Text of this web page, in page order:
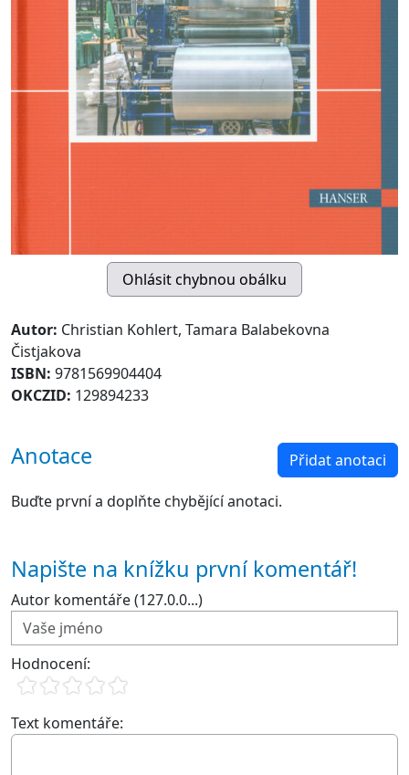
Autor: Christian Kohlert, Tamara Balabekovna
Čistjakova
ISBN: 9781569904404
OKCZID: 129894233
Anotace Přidat anotaci
Buďte první a doplňte chybějící anotaci.
Napište na knížku první komentář!
Autor komentáře (127.0.0...)
Hodnocení:
Text komentáře: